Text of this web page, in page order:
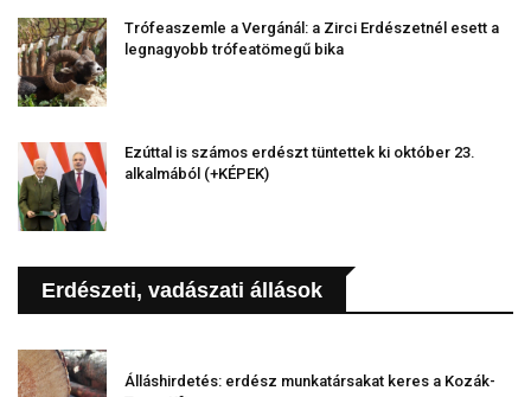
Trófeaszemle a Vergánál: a Zirci Erdészetnél esett a
legnagyobb trófeatömegű bika
Ezúttal is számos erdészt tüntettek ki október 23.
alkalmából (+KÉPEK)
Erdészeti, vadászati állások
Álláshirdetés: erdész munkatársakat keres a Kozák-